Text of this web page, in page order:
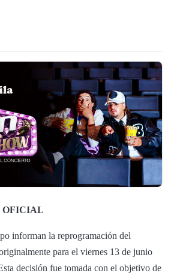
OFICIAL
informan la reprogramación del
para el viernes 13 de junio
decisión fue tomada con el objetivo de